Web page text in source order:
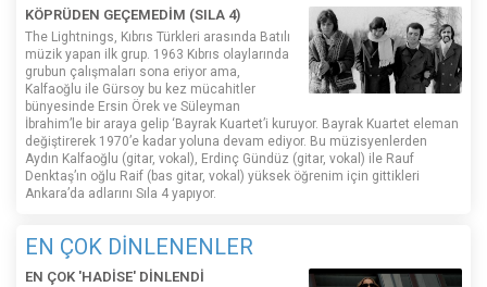
KÖPRÜDEN GEÇEMEDİM (SILA 4)
The Lightnings, Kıbrıs Türkleri arasında Batılı
müzik yapan ilk grup. 1963 Kıbrıs olaylarında
grubun çalışmaları sona eriyor ama,
Kalfaoğlu ile Gürsoy bu kez mücahitler
bünyesinde Ersin Örek ve Süleyman
İbrahim’le bir araya gelip ‘Bayrak Kuartet’i kuruyor. Bayrak Kuartet eleman
değiştirerek 1970’e kadar yoluna devam ediyor. Bu müzisyenlerden
Aydın Kalfaoğlu (gitar, vokal), Erdinç Gündüz (gitar, vokal) ile Rauf
Denktaş’ın oğlu Raif (bas gitar, vokal) yüksek öğrenim için gittikleri
Ankara’da adlarını Sıla 4 yapıyor.
EN ÇOK DİNLENENLER
EN ÇOK 'HADİSE' DİNLENDİ